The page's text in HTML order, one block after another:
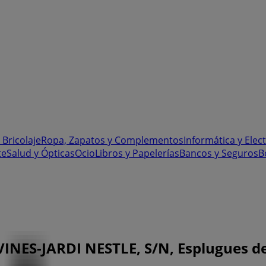
BricolajeRopa, Zapatos y ComplementosInformática y
Salud y ÓpticasOcioLibros y PapeleríasBancos y Seguros
JARDI NESTLE, S/N,